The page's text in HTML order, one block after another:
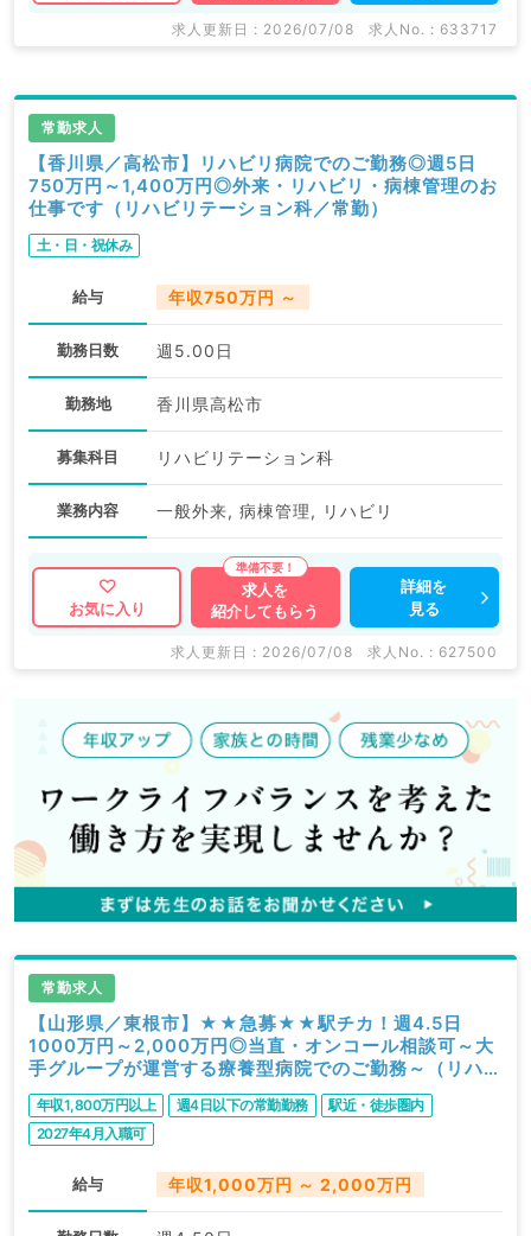
求人更新日 : 2026/07/08 求人No. : 633717
常勤求人
【香川県／高松市】リハビリ病院でのご勤務◎週5日
750万円～1,400万円◎外来・リハビリ・病棟管理のお
仕事です（リハビリテーション科／常勤）
土・日・祝休み
給与 年収750万円 ～
勤務日数 週5.00日
勤務地 香川県高松市
募集科目 リハビリテーション科
業務内容 一般外来, 病棟管理, リハビリ
お気に入り
求人を
紹介してもらう
詳細を
見る
求人更新日 : 2026/07/08 求人No. : 627500
常勤求人
【山形県／東根市】★★急募★★駅チカ！週4.5日
1000万円～2,000万円◎当直・オンコール相談可～大
手グループが運営する療養型病院でのご勤務～（リハビ
リテーション科／常勤）
年収1,800万円以上 週4日以下の常勤勤務
駅近・徒歩圏内
2027年4月入職可
給与 年収1,000万円 ～ 2,000万円